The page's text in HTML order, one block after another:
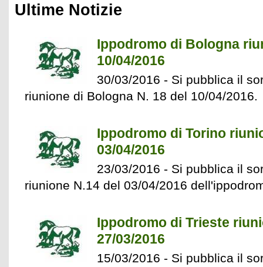
Ultime Notizie
Ippodromo di Bologna
10/04/2016
30/03/2016 - Si pubblica il
riunione di Bologna N. 18 del 10/04/2016.
Ippodromo di Torino
03/04/2016
23/03/2016 - Si pubblica il
riunione N.14 del 03/04/2016
Ippodromo di Trieste
27/03/2016
15/03/2016 - Si pubblica il